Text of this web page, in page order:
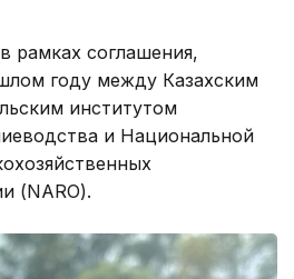
рамках соглашения,
году между Казахским
институтом
и Национальной
(NARO).